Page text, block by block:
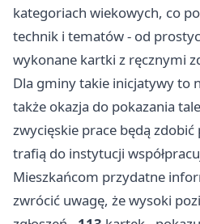
kategoriach wiekowych, co
technik i tematów - od
wykonane kartki z ręcznymi
Dla gminy takie inicjatywy to
także okazja do pokazania
zwycięskie prace będą
trafią do instytucji
Mieszkańcom przydatne
zwrócić uwagę, że wysoki